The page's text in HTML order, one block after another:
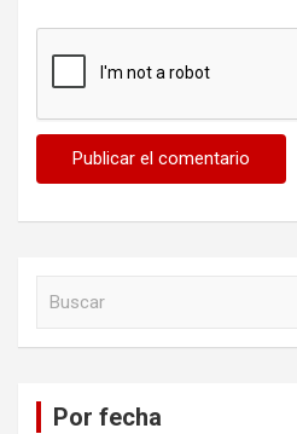
Por fecha